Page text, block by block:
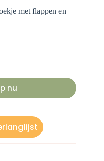
met flappen en
nu